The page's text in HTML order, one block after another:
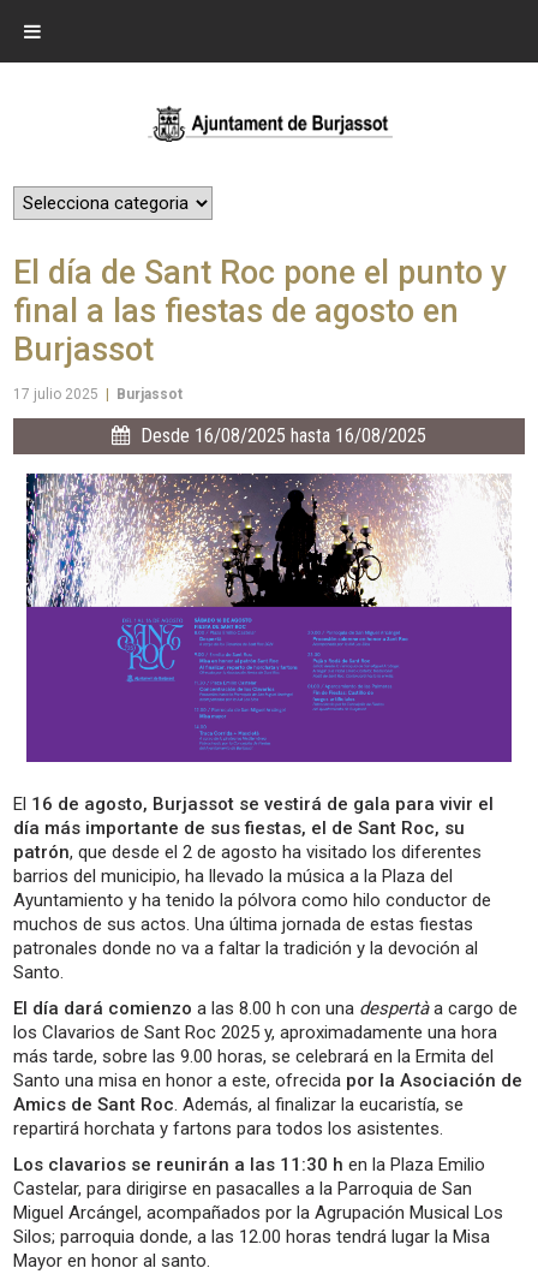
El día de Sant Roc pone el punto y
final a las fiestas de agosto en
Burjassot
17 julio 2025 Burjassot
Desde 16/08/2025 hasta 16/08/2025
El 16 de agosto, Burjassot se vestirá de gala para vivir el
día más importante de sus fiestas, el de Sant Roc, su
patrón, que desde el 2 de agosto ha visitado los diferentes
barrios del municipio, ha llevado la música a la Plaza del
Ayuntamiento y ha tenido la pólvora como hilo conductor de
muchos de sus actos. Una última jornada de estas fiestas
patronales donde no va a faltar la tradición y la devoción al
Santo.
El día dará comienzo a las 8.00 h con una despertàa cargo de
los Clavarios de Sant Roc 2025 y, aproximadamente una hora
más tarde, sobre las 9.00 horas, se celebrará en la Ermita del
Santo una misa en honor a este, ofrecida por la Asociación de
Amics de Sant Roc. Además, al finalizar la eucaristía, se
repartirá horchata y fartons para todos los asistentes.
Los clavarios se reunirán a las 11:30 hen la Plaza Emilio
Castelar, para dirigirse en pasacalles a la Parroquia de San
Miguel Arcángel, acompañados por la Agrupación Musical Los
Silos; parroquia donde, a las 12.00 horas tendrá lugar la Misa
Mayor en honor al santo.